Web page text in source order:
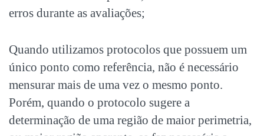
erros durante as avaliações;
Quando utilizamos protocolos que possuem um
único ponto como referência, não é necessário
mensurar mais de uma vez o mesmo ponto.
Porém, quando o protocolo sugere a
determinação de uma região de maior perimetria,